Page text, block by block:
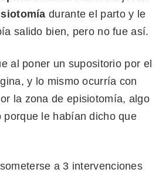
durante el parto y le
salido bien, pero no fue así.
al poner un supositorio por el
y lo mismo ocurría con
la zona de episiotomía, algo
le habían dicho que
a 3 intervenciones